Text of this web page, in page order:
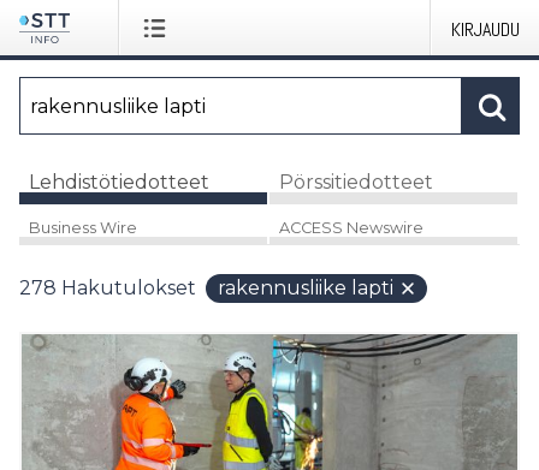
KIRJAUDU
Lehdistötiedotteet Pörssitiedotteet
Business Wire ACCESS Newswire
278 Hakutulokset rakennusliike lapti